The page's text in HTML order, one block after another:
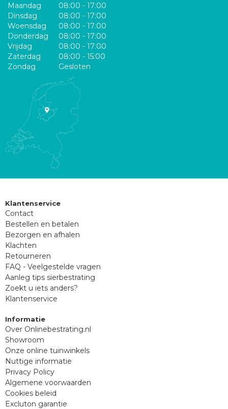
Maandag
08:00 - 17:00
Dinsdag
08:00 - 17:00
Woensdag
08:00 - 17:00
Donderdag
08:00 - 17:00
Vrijdag
08:00 - 17:00
Zaterdag
08:00 - 15:00
Zondag
Gesloten
Klantenservice
Contact
Bestellen en betalen
Bezorgen en afhalen
Klachten
Retourneren
FAQ - Veelgestelde vragen
Aanleg tips sierbestrating
Zoekt u iets anders?
Klantenservice
Informatie
Over Onlinebestrating.nl
Showroom
Onze online tuinwinkels
Nuttige informatie
Privacy Policy
Algemene voorwaarden
Cookies beleid
Excluton garantie